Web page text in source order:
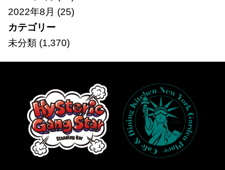
2022年8月 (25)
カテゴリー
未分類(1,370)